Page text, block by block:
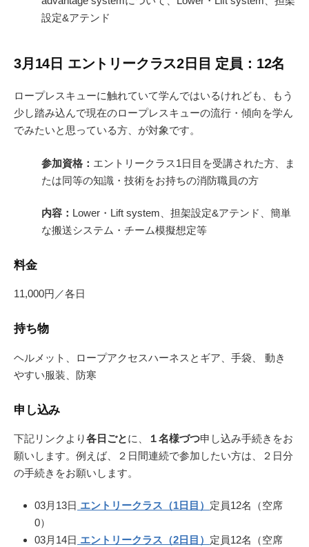
設定&アテンド
3月14日 エントリークラス2日目 定員：12名
ロープレスキューに触れていて学んではいるけれども、もう
少し踏み込んで現在のロープレスキューの流行・傾向を学ん
でみたいと思っている方、が対象です。
参加資格： エントリークラス1日目を受講された方、ま
たは同等の知識・技術をお持ちの消防職員の方
内容： Lower・Lift system、担架設定&アテンド、簡単
な搬送システム・チーム模擬想定等
料金
11,000円／各日
持ち物
ヘルメット、ロープアクセスハーネスとギア、手袋、 動き
やすい服装、防寒
申し込み
下記リンクより各日ごとに、 １名様づつ申し込み手続きをお
願いします。例えば、２日間連続で参加したい方は、２日分
の手続きをお願いします。
03月13日 エントリークラス（1日目） 定員12名（空席
0）
03月14日 エントリークラス（2日目） 定員12名（空席